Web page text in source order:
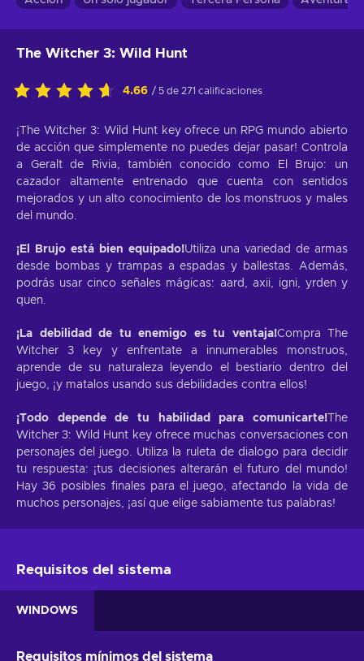
The Witcher 3: Wild Hunt
4.66 / 5 de 271 calificaciones
¡The Witcher 3: Wild Hunt key ofrece un RPG mundo abierto
de acción que simplemente no puedes dejar pasar! Controla
a Geralt de Rivia, también conocido como El Brujo: un
cazador altamente entrenado que cuenta con sentidos
mejorados y un alto conocimiento de los monstruos y males
del mundo.
¡El Brujo está bien equipado!Utiliza una variedad de armas
desde bombas y trampas a espadas y ballestas. Además,
podrás usar cinco señales mágicas: aard, axii, igni, yrden y
quen.
¡La debilidad de tu enemigo es tu ventaja!Compra The
Witcher 3 key y enfrentate a innumerables monstruos,
aprende de su naturaleza leyendo el bestiario dentro del
juego, ¡y matalos usando sus debilidades contra ellos!
¡Todo depende de tu habilidad para comunicarte! The
Witcher 3: Wild Hunt key ofrece muchas conversaciones con
personajes del juego. Utiliza la ruleta de dialogo para decidir
tu respuesta: ¡tus decisiones alterarán el futuro del mundo!
Hay 36 posibles finales para el juego, afectando la vida de
muchos personajes, ¡así que elige sabiamente tus palabras!
Requisitos del sistema
WINDOWS
Requisitos mínimos del sistema